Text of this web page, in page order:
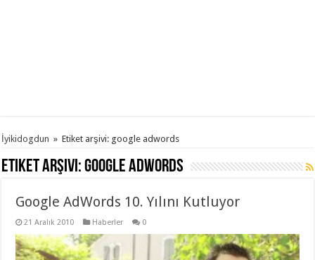
İyikidogdun » Etiket arşivi: google adwords
Etiket arşivi:google adwords
Google AdWords 10. Yılını Kutluyor
21 Aralık 2010 Haberler 0